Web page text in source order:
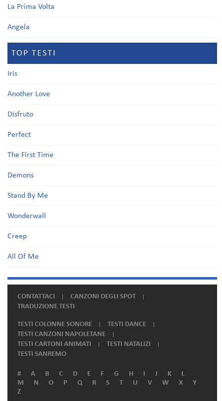
La Prima Volta
Angela
TOP TESTI
Iris
Another Love
Disfruto
Perfect
The First Time
Demons
Stand By Me
Wonderwall
Creep
All Of Me
CONTATTACI
CANZONI DEGLI SPOT
TRADUZIONE TESTI
TESTI COLONNE SONORE
TESTI DANCE
TESTI CANZONI NAPOLETANE
TESTI CARTONI ANIMATI
TESTI NATALIZI
TESTI SANREMO
# A B C D E F G H I J K
L
M
N O P Q R S T U V W X
Y
Z